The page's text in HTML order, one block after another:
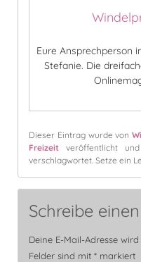
Eure Ansprechperson
Stefanie. Die
Dieser Eintrag wurde von
Freizeit veröffentlicht
verschlagwortet. Setze ein
Schreibe
Deine E-Mail-Adresse
Felder sind mit* markiert